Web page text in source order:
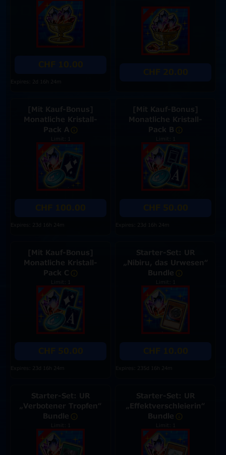
Expires: 2d 16h 24m
[Mit Kauf-Bonus]
Monatliche Kristall-
Pack A
Limit: 1
Expires: 23d 16h 24m
[Mit Kauf-Bonus]
Monatliche Kristall-
Pack B
Limit: 1
Expires: 23d 16h 24m
[Mit Kauf-Bonus]
Monatliche Kristall-
Pack C
Limit: 1
Expires: 23d 16h 24m
Starter-Set: UR
„Nibiru, das Urwesen“
Bundle
Limit: 1
Expires: 235d 16h 24m
Starter-Set: UR
„Verbotener Tropfen“
Bundle
Limit: 1
Starter-Set: UR
„Effektverschleierin“
Bundle
Limit: 1